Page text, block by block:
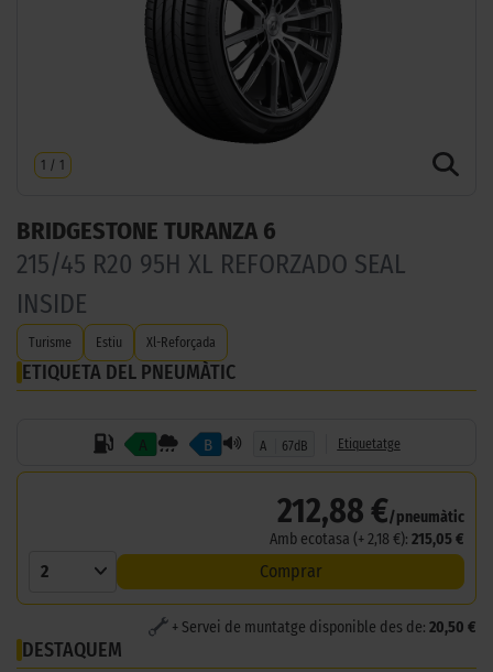
1 / 1
BRIDGESTONE TURANZA 6
215/45 R20 95H XL REFORZADO SEAL
INSIDE
Turisme Estiu Xl-Reforçada
ETIQUETA DEL PNEUMÀTIC
A B A 67dB Etiquetatge
212,88 €/pneumàtic
Amb ecotasa (+ 2,18 €): 215,05 €
2 Comprar
+ Servei de muntatge disponible des de: 20,50 €
DESTAQUEM